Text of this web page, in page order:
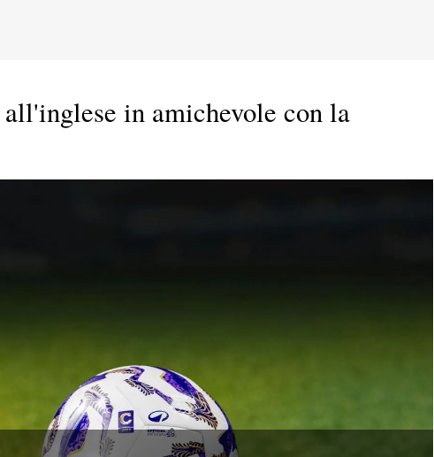
all'inglese in amichevole con la